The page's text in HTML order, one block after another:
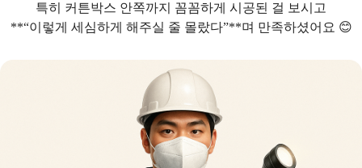
특히 커튼박스 안쪽까지 꼼꼼하게 시공된 걸 보시고
**“이렇게 세심하게 해주실 줄 몰랐다”**며 만족하셨어요 😊